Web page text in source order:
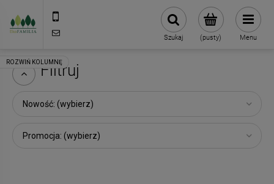
(pusty)
Szukaj Menu
Filtruj
Nowość: (wybierz)
Promocja: (wybierz)